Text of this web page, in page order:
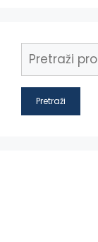
Pretraži